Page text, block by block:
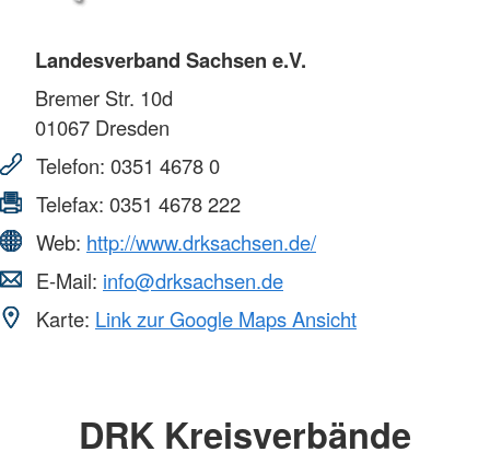
Landesverband Sachsen e.V.
Bremer Str. 10d
01067 Dresden
Telefon: 0351 4678 0
Telefax: 0351 4678 222
Web: http://www.drksachsen.de/
E-Mail: info@drksachsen.de
Karte: Link zur Google Maps Ansicht
DRK Kreisverbände